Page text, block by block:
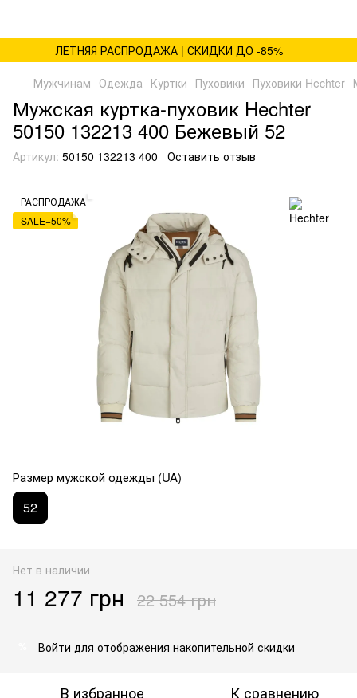
ЛЕТНЯЯ РАСПРОДАЖА | СКИДКИ ДО -85%
Мужчинам Одежда Куртки Пуховики Пуховики Hechter
Мужская куртка-пуховик Hechter
50150 132213 400 Бежевый 52
Артикул: 50150 132213 400 Оставить отзыв
РАСПРОДАЖА
SALE−50%
Размер мужской одежды (UA)
52
Нет в наличии
11 277 грн 22 554 грн
Войти для отображения накопительной скидки
В избранное К сравнению